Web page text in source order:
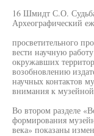
16 Шмидт С.О.
Археографический
просветительного
вести научную
окружавших
возобновлению
научных контактов
внимания к
Во втором разделе
формирования
века» показаны